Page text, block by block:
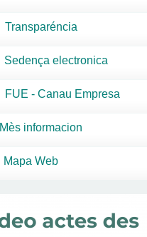
Transparéncia
Sedença electronica
FUE - Canau Empresa
Mès informacion
Mapa Web